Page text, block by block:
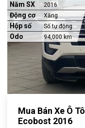
Năm SX 2016
Động cơ Xăng
Hộp số Số tự động
Odo 94,000 km
Mua Bán Xe Ô
Ecobost 2016